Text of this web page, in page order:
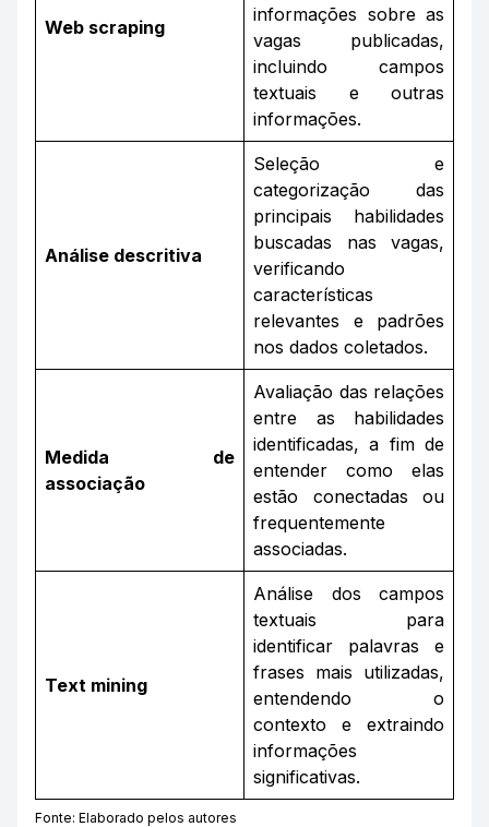
Web scraping
informações sobre as
vagas publicadas,
incluindo campos
textuais e outras
informações.
Análise descritiva
Seleção e
categorização das
principais habilidades
buscadas nas vagas,
verificando
características
relevantes e padrões
nos dados coletados.
Medida de
associação
Avaliação das relações
entre as habilidades
identificadas, a fim de
entender como elas
estão conectadas ou
frequentemente
associadas.
Text mining
Análise dos campos
textuais para
identificar palavras e
frases mais utilizadas,
entendendo o
contexto e extraindo
informações
significativas.
Fonte: Elaborado pelos autores